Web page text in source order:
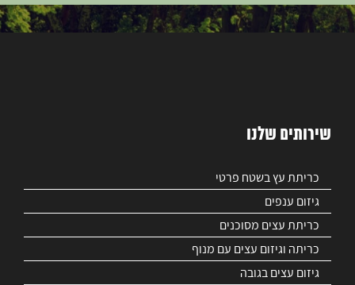
שירותים שלנו
כריתת עץ בשטח פרטי
גיזום ענפים
כריתת עצים מסוכנים
כריתה וגיזום עצים עם מנוף
גיזום עצים בגובה